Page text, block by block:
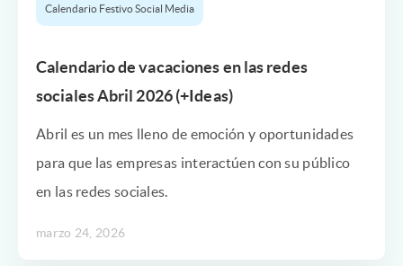
Calendario Festivo Social Media
Calendario de vacaciones en las redes
sociales Abril 2026 (+Ideas)
Abril es un mes lleno de emoción y oportunidades
para que las empresas interactúen con su público
en las redes sociales.
marzo 24, 2026